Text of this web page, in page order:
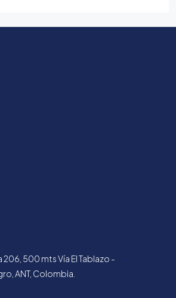
206, 500 mts Vía El Tablazo -
ANT, Colombia.